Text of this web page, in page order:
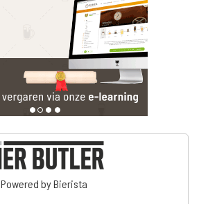
Powered by Bierista